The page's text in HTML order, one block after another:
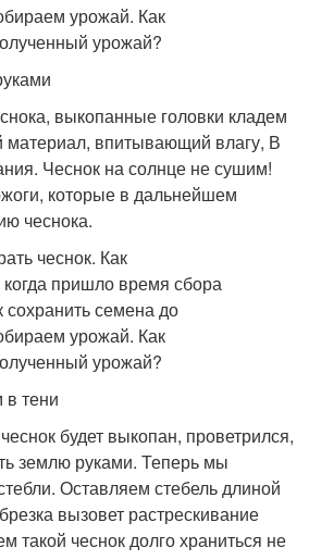
выкопанные головки кладем
материал, впитывающий влагу, В
Чеснок на солнце не сушим!
которые в дальнейшем
чеснока.
тени
будет выкопан, проветрился,
землю руками. Теперь мы
Оставляем стебель длиной
вызовет растрескивание
такой чеснок долго храниться не